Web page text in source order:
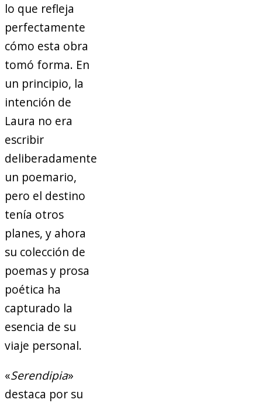
lo que refleja
perfectamente
cómo esta obra
tomó forma. En
un principio, la
intención de
Laura no era
escribir
deliberadamente
un poemario,
pero el destino
tenía otros
planes, y ahora
su colección de
poemas y prosa
poética ha
capturado la
esencia de su
viaje personal.
«Serendipia»
destaca por su